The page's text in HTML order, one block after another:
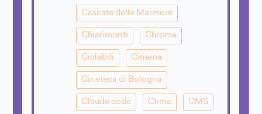
Cascate delle Marmore
Chiarimonti Chrome
Ciclabili Cinema
Cineteca di Bologna
Claude code Clima CMS